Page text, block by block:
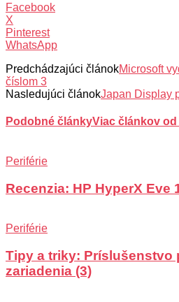
Facebook
X
Pinterest
WhatsApp
Predchádzajúci článokMicrosoft
číslom 3
Nasledujúci článokJapan Display
Podobné článkyViac článkov
Periférie
Recenzia: HP HyperX Eve
Periférie
Tipy a triky: Príslušenstvo
zariadenia (3)